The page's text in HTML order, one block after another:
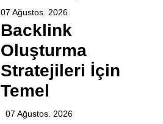
07 Ağustos. 2026
Backlink
Oluşturma
Stratejileri İçin
Temel
07 Ağustos. 2026